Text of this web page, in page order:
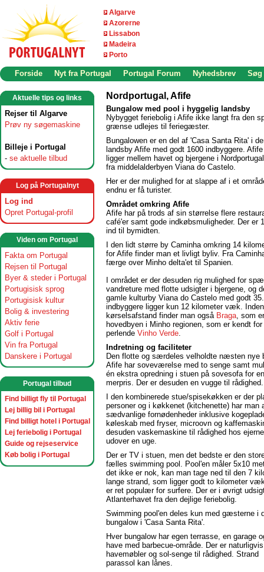
Algarve
Azorerne
Lissabon
Madeira
Porto
Forside Nyt fra Portugal Portugal Forum Nyhedsbrev Søg
Aktuelle tips og links
Rejser til Algarve
Prøv ny søgemaskine
Billeje i Portugal
- se aktuelle tilbud
Log på Portugalnyt
Log ind
Opret Portugal-profil
Viden om Portugal
Fakta om Portugal
Rejsen til Portugal
Byer & steder i Portugal
Portugisisk sprog
Portugisisk kultur
Bolig & investering
Aktiv ferie
Golf i Portugal
Vin fra Portugal
Danskere i Portugal
Portugal tilbud
Find billigt fly til Portugal
Lej billig bil i Portugal
Find billigt hotel i Portugal
Lej feriebolig i Portugal
Guide og rejseservice
Køb bolig i Portugal
Nordportugal, Afife
Bungalow med pool i hyggelig landsby
Nybygget feriebolig i Afife ikke langt fra den
grænse udlejes til feriegæster.
Bungalowen er en del af 'Casa Santa Rita' i
landsby Afife med godt 1600 indbyggere. Afife
ligger mellem havet og bjergene i
fra middelalderbyen Viana do Castelo.
Her er der mulighed for at slappe af i et
endnu er få turister.
Området omkring Afife
Afife har på trods af sin størrelse flere
café'er samt gode indkøbsmuligheder. Der er
ind til bymidten.
I den lidt større by Caminha omkring 14
for Afife finder man et livligt byliv. Fra
færge over Minho delta'et til Spanien.
I området er der desuden rig mulighed for
vandreture med flotte udsigter i bjergene, og
gamle kulturby Viana do Castelo med godt
indbyggere ligger kun 12 kilometer væk.
kørselsafstand finder man også Braga, som er
hovedbyen i Minho regionen, som er kendt
perlende Vinho Verde.
Indretning og faciliteter
Den flotte og særdeles velholdte næsten nye
Afife har soveværelse med to senge samt
én ekstra opredning i stuen på sovesofa for
merpris. Der er desuden en vugge til rådighed.
I den kombinerede stue/spisekøkken er der
personer og i køkkenet (kitchenette) har man
sædvanlige fornødenheder inklusive
køleskab med fryser, microovn og
desuden vaskemaskine til rådighed hos
udover en uge.
Der er TV i stuen, men det bedste er den
fælles swimming pool. Pool'en måler 5x10
det ikke er nok, kan man tage ned til den 7
lange strand, som ligger godt to kilometer
er ret populær for surfere. Der er i øvrigt
Atlanterhavet fra den dejlige feriebolig.
Swimming pool'en deles kun med gæsterne i
bungalow i 'Casa Santa Rita'.
Hver bungalow har egen terrasse, en garage
have med barbecue-område. Der er naturligvis
havemøbler og sol-senge til rådighed. Strand
parassol kan lånes.